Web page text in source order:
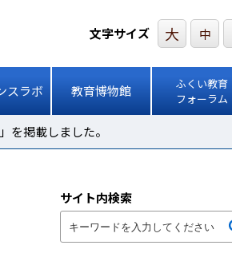
文字サイズ 大 中
スラボ 教育博物館
ふくい教育
フォーラム
を掲載しました。
サイト内検索